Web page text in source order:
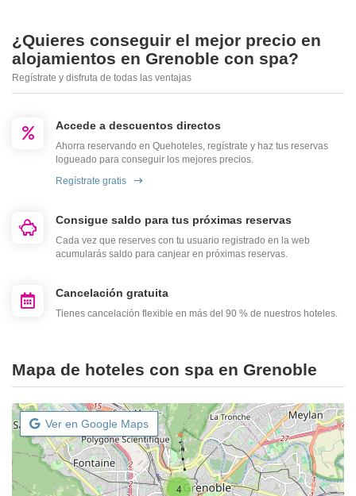
¿Quieres conseguir el mejor precio en
alojamientos en Grenoble con spa?
Regístrate y disfruta de todas las ventajas
Accede a descuentos directos
Ahorra reservando en Quehoteles, regístrate y haz tus reservas
logueado para conseguir los mejores precios.
Regístrate gratis
Consigue saldo para tus próximas reservas
Cada vez que reserves con tu usuario registrado en la web
acumularás saldo para canjear en próximas reservas.
Cancelación gratuita
Tienes cancelación flexible en más del 90 % de nuestros hoteles.
Mapa de hoteles con spa en Grenoble
Ver en Google Maps
4